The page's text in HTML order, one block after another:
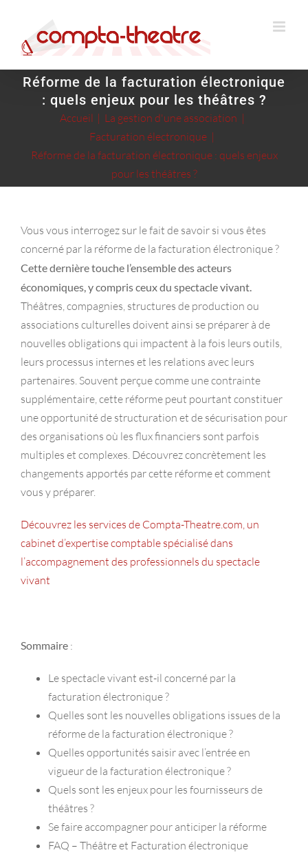
contenu
Réforme de la facturation électronique
: quels enjeux pour les théâtres ?
Accueil
La gestion d'une association
Facturation électronique
Réforme de la facturation électronique : quels enjeux
pour les théâtres ?
Vous vous interrogez sur le fait de savoir si vous êtes
concerné par la réforme de la facturation électronique ?
Cette dernière touche l’ensemble des acteurs
économiques, y compris ceux du spectacle vivant.
Théâtres, compagnies, structures de production ou
associations culturelles doivent ainsi se préparer à de
nouvelles obligations qui impactent à la fois leurs outils,
leurs processus internes et les relations avec leurs
partenaires. Souvent perçue comme une contrainte
supplémentaire, cette réforme peut pourtant constituer
une opportunité de structuration et de sécurisation pour
des organisations où les flux financiers sont parfois
multiples et complexes. Découvrez concrètement les
changements apportés par cette réforme et comment
vous y préparer.
Découvrez les services de Compta-Theatre.com, un
cabinet d’expertise comptable spécialisé dans
l’accompagnement des professionnels du spectacle
vivant
Sommaire :
Le spectacle vivant est-il concerné par la
facturation électronique ?
Quelles sont les nouvelles obligations issues de la
réforme de la facturation électronique ?
Quelles opportunités saisir avec l’entrée en
vigueur de la facturation électronique ?
Quels sont les enjeux pour les fournisseurs de
théâtres ?
Se faire accompagner pour anticiper la réforme
FAQ – Théâtre et Facturation électronique